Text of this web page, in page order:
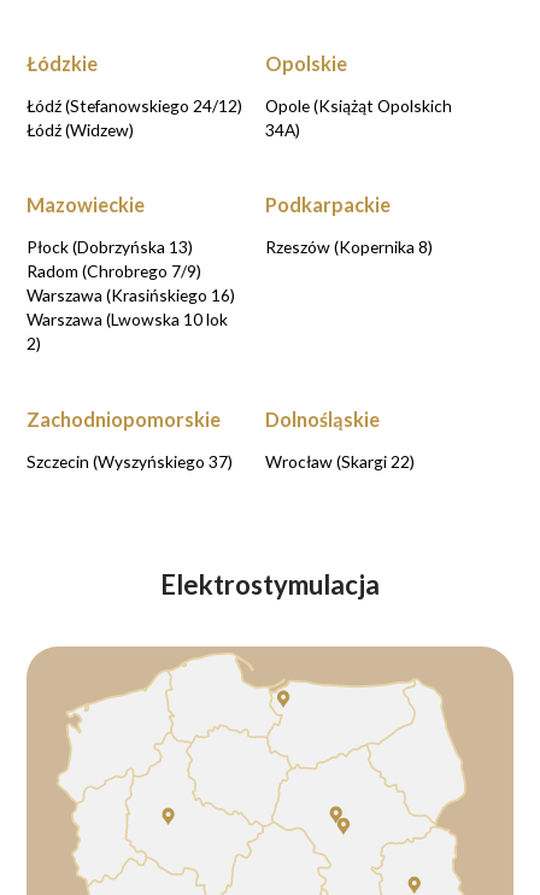
Łódzkie
Łódź (Stefanowskiego 24/12)
Łódź (Widzew)
Opolskie
Opole (Książąt Opolskich
34A)
Mazowieckie
Płock (Dobrzyńska 13)
Radom (Chrobrego 7/9)
Warszawa (Krasińskiego 16)
Warszawa (Lwowska 10 lok
2)
Podkarpackie
Rzeszów (Kopernika 8)
Zachodniopomorskie
Szczecin (Wyszyńskiego 37)
Dolnośląskie
Wrocław (Skargi 22)
Elektrostymulacja